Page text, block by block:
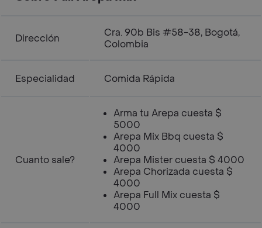
Dirección
Cra. 90b Bis #58-38, Bogotá,
Colombia
Especialidad Comida Rápida
Cuanto sale?
Arma tu Arepa cuesta $
5000
Arepa Mix Bbq cuesta $
4000
Arepa Mister cuesta $ 4000
Arepa Chorizada cuesta $
4000
Arepa Full Mix cuesta $
4000